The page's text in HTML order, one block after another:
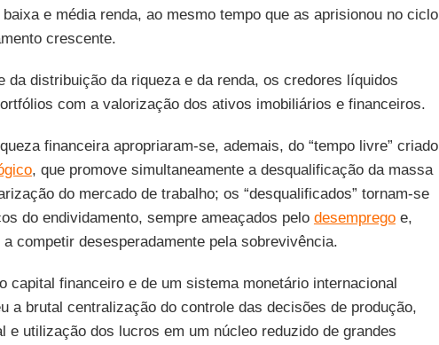
e média renda, ao mesmo tempo que as aprisionou no ciclo
crescente.
da distribuição da riqueza e da renda, os credores líquidos
com a valorização dos ativos imobiliários e financeiros.
financeira apropriaram-se, ademais, do “tempo livre” criado
, que promove simultaneamente a desqualificação da massa
do mercado de trabalho; os “desqualificados” tornam-se
do endividamento, sempre ameaçados pelo desempregoe,
competir desesperadamente pela sobrevivência.
capital financeiro e de um sistema monetário internacional
a brutal centralização do controle das decisões de produção,
e utilização dos lucros em um núcleo reduzido de grandes